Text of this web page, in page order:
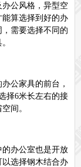
见问题
公风格，异型空
算选择到好的办
需要选择不同的
公家具的前台，
择6米长左右的接
间。
办公室也是开放
选择钢木结合办